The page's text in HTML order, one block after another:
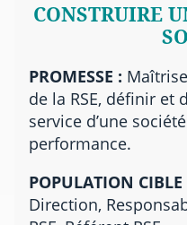
CONSTRUIRE
PROMESSE :
de la RSE, définir et
service d’une
performance.
POPULATION CIBLE
Direction,